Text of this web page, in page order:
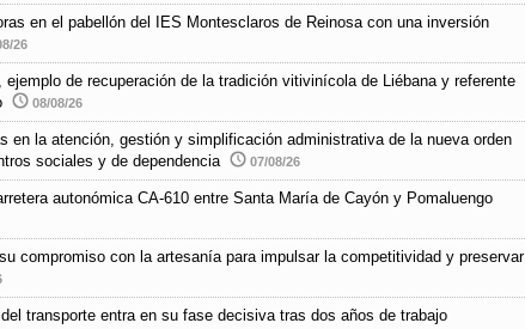
en el pabellón del IES Montesclaros de Reinosa con una inversión
26
de recuperación de la tradición vitivinícola de Liébana y referente
08/08/26
en la atención, gestión y simplificación administrativa de la nueva orden
sociales y de dependencia
07/08/26
autonómica CA-610 entre Santa María de Cayón y Pomaluengo
compromiso con la artesanía para impulsar la competitividad y preservar
transporte entra en su fase decisiva tras dos años de trabajo